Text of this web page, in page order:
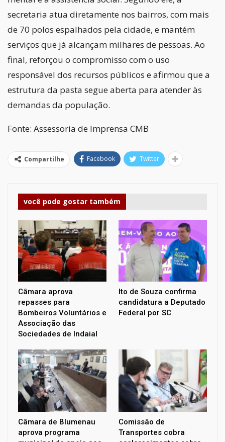
secretaria atua diretamente nos bairros, com mais
de 70 polos espalhados pela cidade, e mantém
serviços que já alcançam milhares de pessoas. Ao
final, reforçou o compromisso com o uso
responsável dos recursos públicos e afirmou que a
estrutura da pasta segue aberta para atender às
demandas da população.
Fonte: Assessoria de Imprensa CMB
Compartilhe Facebook Twitter
você pode gostar também
Câmara aprova
repasses para
Bombeiros Voluntários e
Associação das
Sociedades de Indaial
Ito de Souza confirma
candidatura a Deputado
Federal por SC
Câmara de Blumenau
aprova programa
Comissão de
Transportes cobra